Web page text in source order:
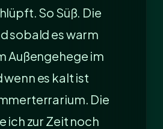
So Süß. Die
sobald es warm
Außengehege im
wenn es kalt ist
Die
ich zur Zeit noch